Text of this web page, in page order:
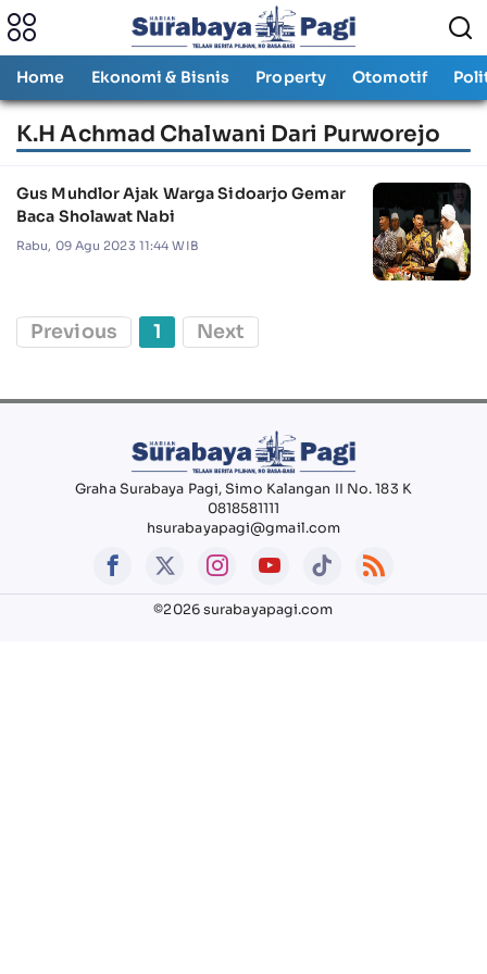
Home Ekonomi & Bisnis Property Otomotif
K.H Achmad Chalwani Dari Purworejo
Gus Muhdlor Ajak Warga Sidoarjo Gemar
Baca Sholawat Nabi
Rabu, 09 Agu 2023 11:44 WIB
Previous 1 Next
Graha Surabaya Pagi, Simo Kalangan II No. 183 K
0818581111
hsurabayapagi@gmail.com
©2026 surabayapagi.com